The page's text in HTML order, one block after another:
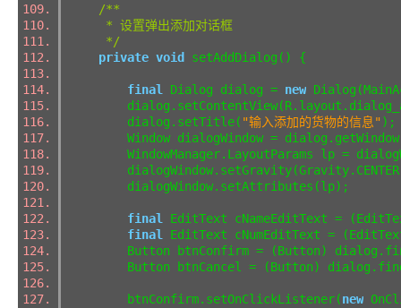
/**
* 设置弹出添加对话框
*/
private void setAddDialog() {
final Dialog dialog = new
dialog.setTitle( "输入添加的货物的信息"
Window dialogWindow =
WindowManager.LayoutParams lp =
dialogWindow.setAttributes(lp);
final
EditText cNameEditText =
final
EditText cNumEditText =
Button btnConfirm = (Button)
Button btnCancel = (Button)
btnConfirm.setOnClickListener(new